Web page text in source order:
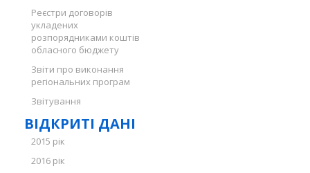
Реєстри договорів
укладених
розпорядниками коштів
обласного бюджету
Звіти про виконання
регіональних програм
Звітування
ВІДКРИТІ ДАНІ
2015 рік
2016 рік